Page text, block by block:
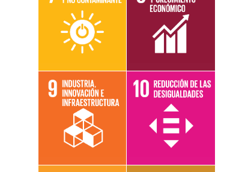
Leer más sobre
el objetivo 7
Leer más sobre
el objetivo 8
Leer más sobre
el objetivo 9
Leer más sobre
el objetivo 10